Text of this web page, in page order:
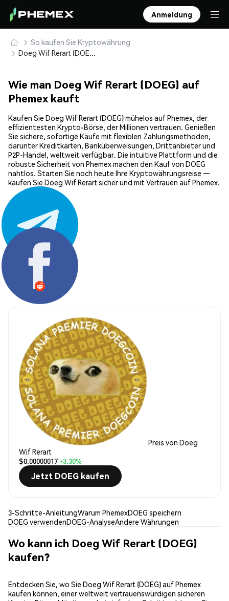
Anmeldung
So kaufen Sie Kryptowährung
Doeg Wif Rerart (DOEG) sicher kaufen und speichern
Wie man Doeg Wif Rerart (DOEG) auf
Phemex kauft
Kaufen Sie Doeg Wif Rerart (DOEG) mühelos auf Phemex, der
effizientesten Krypto-Börse, der Millionen vertrauen. Genießen
Sie sichere, sofortige Käufe mit flexiblen Zahlungsmethoden,
darunter Kreditkarten, Banküberweisungen, Drittanbieter und
P2P-Handel, weltweit verfügbar. Die intuitive Plattform und die
robuste Sicherheit von Phemex machen den Kauf von DOEG
nahtlos. Starten Sie noch heute Ihre Kryptowährungsreise —
kaufen Sie Doeg Wif Rerart sicher und mit Vertrauen auf Phemex.
Teilen:
Preis von Doeg
Wif Rerart
$0.00000017+3.30%
Jetzt DOEG kaufen
3-Schritte-AnleitungWarum PhemexDOEG speichern
DOEG verwendenDOEG-AnalyseAndere Währungen
Wo kann ich Doeg Wif Rerart (DOEG)
kaufen?
Entdecken Sie, wo Sie Doeg Wif Rerart (DOEG) auf Phemex
kaufen können, einer weltweit vertrauenswürdigen sicheren